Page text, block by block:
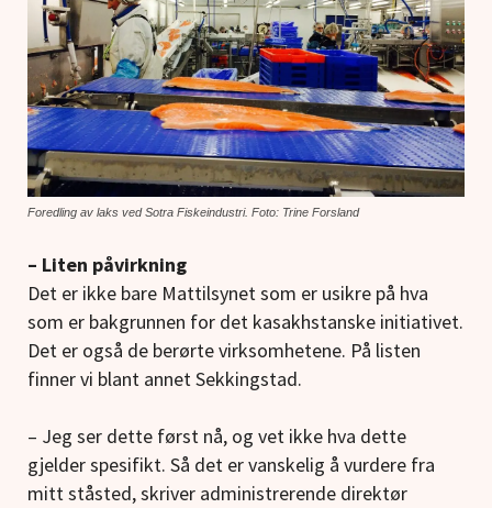
Foredling av laks ved Sotra Fiskeindustri. Foto: Trine Forsland
– Liten påvirkning
Det er ikke bare Mattilsynet som er usikre på hva
som er bakgrunnen for det kasakhstanske initiativet.
Det er også de berørte virksomhetene. På listen
finner vi blant annet Sekkingstad.
– Jeg ser dette først nå, og vet ikke hva dette
gjelder spesifikt. Så det er vanskelig å vurdere fra
mitt ståsted, skriver administrerende direktør